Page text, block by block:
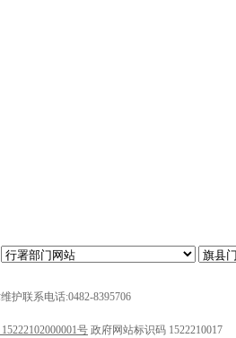
护联系电话:0482-8395706
号 政府网站标识码 1522210017